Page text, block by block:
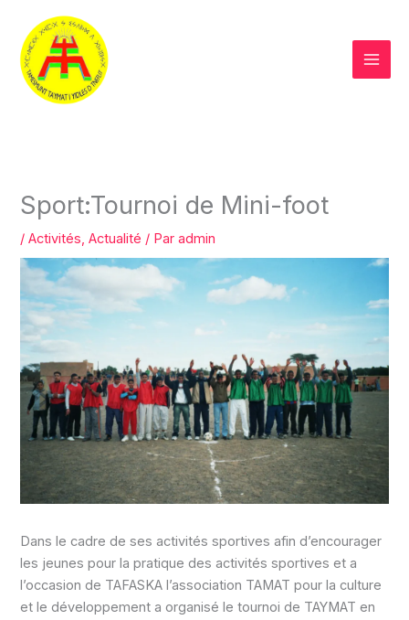
contenu
Sport:Tournoi de Mini-foot
/Activités,Actualité / Paradmin
Dans le cadre de ses activités sportives afin d’encourager
les jeunes pour la pratique des activités sportives et a
l’occasion de TAFASKA l’association TAMAT pour la culture
et le développement a organisé le tournoi de TAYMAT en